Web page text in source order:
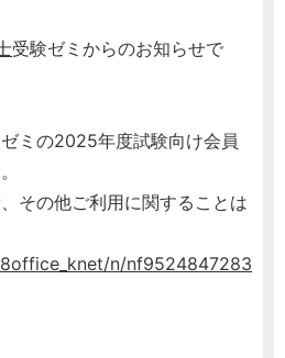
受験ゼミからのお知らせで
ミの2025年度試験向け会員
その他ご利用に関することは
n/nf9524847283